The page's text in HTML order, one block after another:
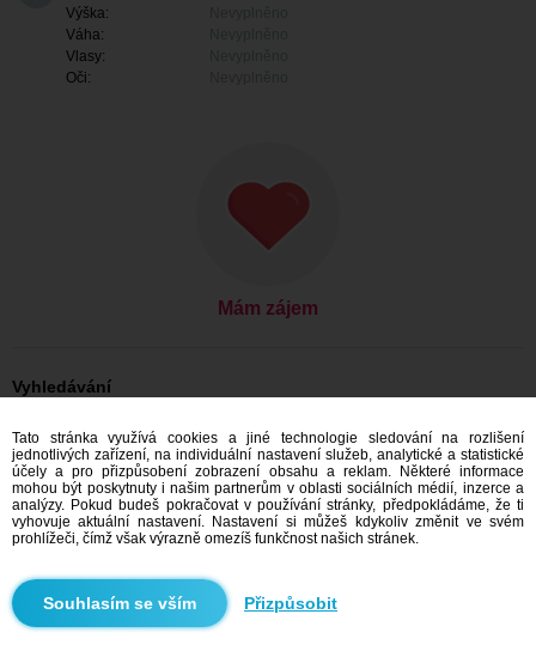
Výška:
Váha:
Vlasy:
Oči:
Mám zájem
Vyhledávání
On hledá ji: Muži, 36
On hledá ji: Muži, 36 - Slovensko
On hledá ji: Muži, 36 - Žilinský kraj
On hledá ji: Muži, 36 - Trstená
Seznamka Slovensko
Seznamka Žilinský kraj
Seznamka Trstená
Doporučujeme
Tato stránka využívá cookies a jiné technologie sledování na rozlišení
jednotlivých zařízení, na individuální nastavení služeb, analytické a statistické
účely a pro přizpůsobení zobrazení obsahu a reklam. Některé informace
mohou být poskytnuty i našim partnerům v oblasti sociálních médií, inzerce a
analýzy. Pokud budeš pokračovat v používání stránky, předpokládáme, že ti
vyhovuje aktuální nastavení. Nastavení si můžeš kdykoliv změnit ve svém
prohlížeči, čímž však výrazně omezíš funkčnost našich stránek.
Přizpůsobit